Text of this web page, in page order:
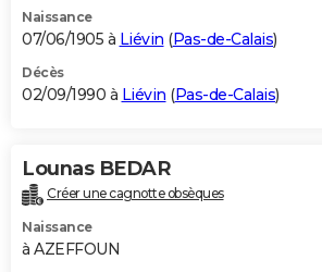
Naissance
07/06/1905 à Liévin (Pas-de-Calais)
Décès
02/09/1990 à Liévin (Pas-de-Calais)
Lounas BEDAR
Créer une cagnotte obsèques
Naissance
à AZEFFOUN